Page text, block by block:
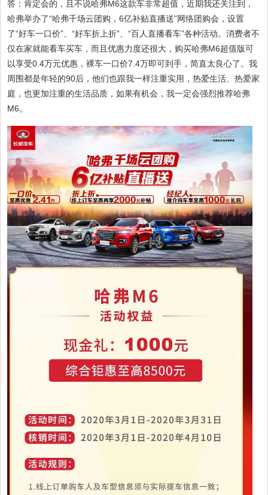
答：肯定会的，且不说哈弗M6这款车非常超值，近期我还关注到，
哈弗举办了“哈弗千场云团购，6亿补贴直播送”网络团购会，设置
了“好车一口价”、“好车折上折”、“百人直播看车”各种活动。消费者不
仅在家就能看车买车，而且优惠力度还很大，购买哈弗M6超值版可
以享受0.4万元优惠，裸车一口价7.4万即可到手，简直太良心了。我
周围都是年轻的90后，他们也跟我一样注重实用，热爱生活、热爱家
庭，也更加注重的生活品质，如果有机会，我一定会强烈推荐哈弗
M6。